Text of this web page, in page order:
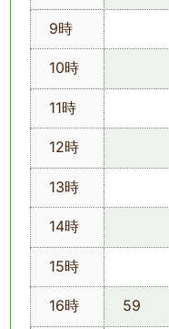
9時
10時
11時
12時
13時
14時
15時
16時 59